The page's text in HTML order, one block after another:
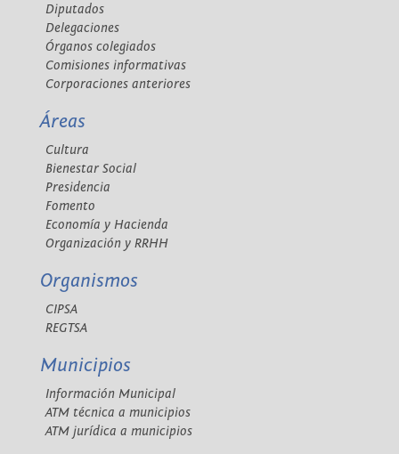
Diputados
Delegaciones
Órganos colegiados
Comisiones informativas
Corporaciones anteriores
Áreas
Cultura
Bienestar Social
Presidencia
Fomento
Economía y Hacienda
Organización y RRHH
Organismos
CIPSA
REGTSA
Municipios
Información Municipal
ATM técnica a municipios
ATM jurídica a municipios